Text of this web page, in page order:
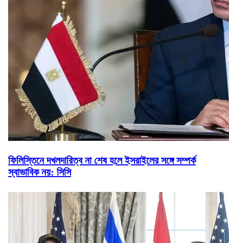
ফিলিস্তিনে দখলদারিত্ব না শেষ হলে ইসরাইলের সঙ্গে সম্পর্ক
স্বাভাবিক নয়: সিসি